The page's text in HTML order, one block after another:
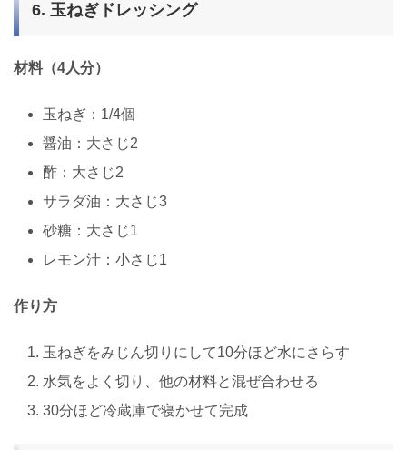
6. 玉ねぎドレッシング
材料（4人分）
玉ねぎ：1/4個
醤油：大さじ2
酢：大さじ2
サラダ油：大さじ3
砂糖：大さじ1
レモン汁：小さじ1
作り方
玉ねぎをみじん切りにして10分ほど水にさらす
水気をよく切り、他の材料と混ぜ合わせる
30分ほど冷蔵庫で寝かせて完成